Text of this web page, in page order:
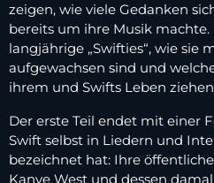
zeigen, wie viele Gedanken
bereits um ihre Musik
langjährige „Swifties“, wie sie
aufgewachsen sind und
ihrem und Swifts Leben
Der erste Teil endet mit einer
Swift selbst in Liedern und
bezeichnet hat: Ihre
Kanye West und dessen